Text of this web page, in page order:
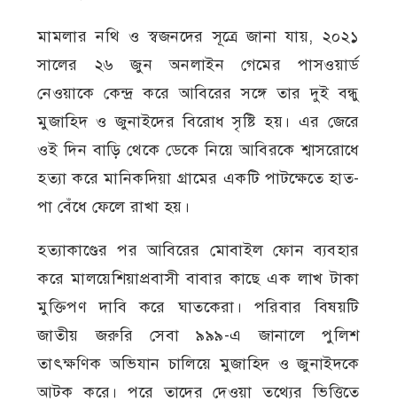
মামলার নথি ও স্বজনদের সূত্রে জানা যায়, ২০২১
সালের ২৬ জুন অনলাইন গেমের পাসওয়ার্ড
নেওয়াকে কেন্দ্র করে আবিরের সঙ্গে তার দুই বন্ধু
মুজাহিদ ও জুনাইদের বিরোধ সৃষ্টি হয়। এর জেরে
ওই দিন বাড়ি থেকে ডেকে নিয়ে আবিরকে শ্বাসরোধে
হত্যা করে মানিকদিয়া গ্রামের একটি পাটক্ষেতে হাত-
পা বেঁধে ফেলে রাখা হয়।
হত্যাকাণ্ডের পর আবিরের মোবাইল ফোন ব্যবহার
করে মালয়েশিয়াপ্রবাসী বাবার কাছে এক লাখ টাকা
মুক্তিপণ দাবি করে ঘাতকেরা। পরিবার বিষয়টি
জাতীয় জরুরি সেবা ৯৯৯-এ জানালে পুলিশ
তাৎক্ষণিক অভিযান চালিয়ে মুজাহিদ ও জুনাইদকে
আটক করে। পরে তাদের দেওয়া তথ্যের ভিত্তিতে